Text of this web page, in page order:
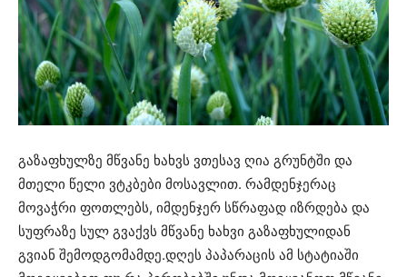
გაზაფხულზე მწვანე ხახვს ვთესავ ღია გრუნტში და
მთელი წელი ვტკბები მოსავლით. რამდენჯერაც
მოვაჭრი ფოთლებს, იმდენჯერ სწრაფად იზრდება და
სუფრაზე სულ გვაქვს მწვანე ხახვი გაზაფხულიდან
გვიან შემოდგომამდე.დღეს პაპარაცის ამ სტატიაში